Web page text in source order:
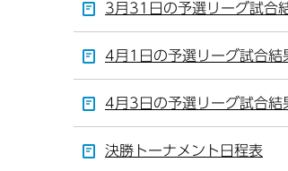
3月31日の予選リーグ試合
4月1日の予選リーグ試合結
4月3日の予選リーグ試合結
決勝トーナメント日程表